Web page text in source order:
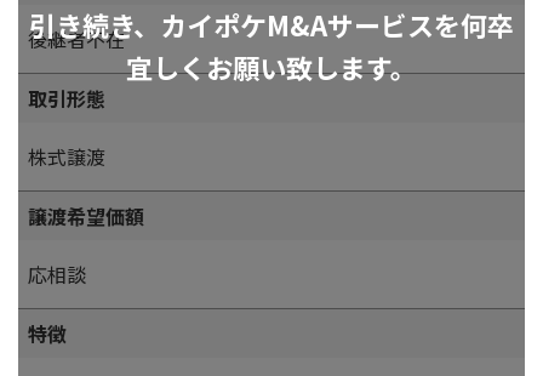
引き続き、カイポケM&Aサービスを何卒
宜しくお願い致します。
後継者不在
取引形態
株式譲渡
譲渡希望価額
応相談
特徴